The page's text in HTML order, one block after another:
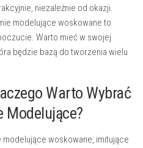
niezależnie od okazji.
modelujące woskowane to
. Warto mieć w swojej
będzie bazą do tworzenia wielu
Warto Wybrać
Modelujące?
woskowane, imitujące